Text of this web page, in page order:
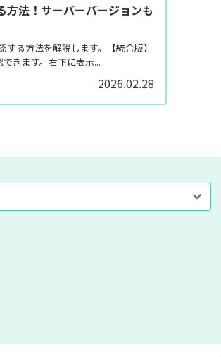
方法！サーバーバージョンも
る方法を解説します。【統合版】
きます。右下に表示...
2026.02.28